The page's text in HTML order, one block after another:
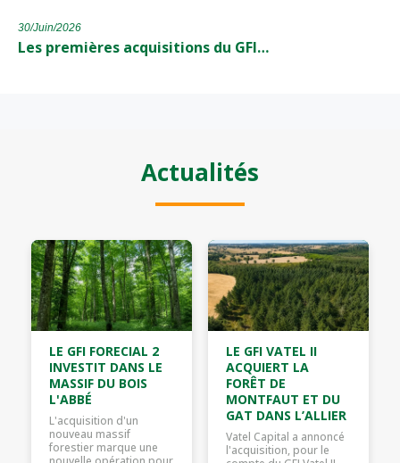
30/Juin/2026
Les premières acquisitions du GFI…
Actualités
LE GFI FORECIAL 2
INVESTIT DANS LE
MASSIF DU BOIS
L'ABBÉ
L'acquisition d'un
nouveau massif
forestier marque une
LE GFI VATEL II
ACQUIERT LA
FORÊT DE
MONTFAUT ET DU
GAT DANS L’ALLIER
Vatel Capital a annoncé
l'acquisition, pour le